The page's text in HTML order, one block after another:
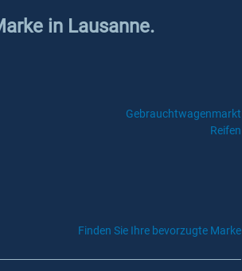
in Lausanne.
Gebrauchtwagenmarkt
Reifen
Finden Sie Ihre bevorzugte Marke